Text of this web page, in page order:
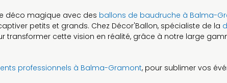
déco magique avec des ballons de baudruche à Balma-
petits et grands. Chez Décor'Ballon, spécialiste de la
cette vision en réalité, grâce à notre large
professionnels à Balma-Gramont, pour sublimer vos